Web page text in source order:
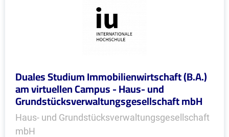
Duales Studium Immobilienwirtschaft (B.A.)
am virtuellen Campus - Haus- und
Grundstücksverwaltungsgesellschaft mbH
Haus- und Grundstücksverwaltungsgesellschaft
mbH